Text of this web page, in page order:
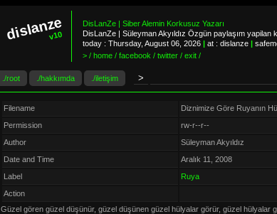
dislanze
v10
DisLanZe | Siber Alemin Korkusuz Yazarı
DisLanZe | Süleyman Akyıldız Özgün paylaşım yapilan
today : Thursday, August 06, 2026 at : dislanze
> / home / facebook / twitter / exit /
./root ./hakkımda ./iletişim
Filename
Diznimize Göre Ruyanın
Permission
rw-r--r--
Author
Süleyman Akyıldız
Date and Time
Aralık 11, 2008
Label
Ruya
Action
Güzel gören güzel düşünür, güzel düşünen güzel hülyalar görür, güzel hülyalar